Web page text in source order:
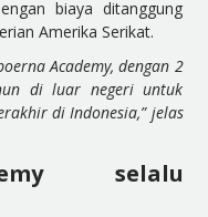
biaya ditanggung
Amerika Serikat.
Academy, dengan 2
di luar negeri untuk
di Indonesia,” jelas
selalu